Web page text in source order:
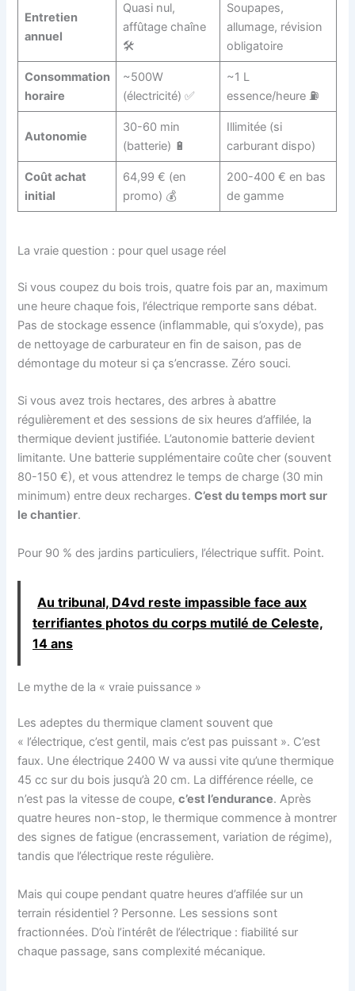
Entretien
annuel
Quasi nul,
affûtage chaîne
🛠️
Soupapes,
allumage, révision
obligatoire
Consommation
horaire
~500W
(électricité) ✅
~1 L
essence/heure ⛽
Autonomie
30-60 min
(batterie) 🔋
Illimitée (si
carburant dispo)
Coût achat
initial
64,99 € (en
promo) 💰
200-400 € en bas
de gamme
La vraie question : pour quel usage réel
Si vous coupez du bois trois, quatre fois par an, maximum
une heure chaque fois, l’électrique remporte sans débat.
Pas de stockage essence (inflammable, qui s’oxyde), pas
de nettoyage de carburateur en fin de saison, pas de
démontage du moteur si ça s’encrasse. Zéro souci.
Si vous avez trois hectares, des arbres à abattre
régulièrement et des sessions de six heures d’affilée, la
thermique devient justifiée. L’autonomie batterie devient
limitante. Une batterie supplémentaire coûte cher (souvent
80-150 €), et vous attendrez le temps de charge (30 min
minimum) entre deux recharges.C’est du temps mort sur
le chantier.
Pour 90 % des jardins particuliers, l’électrique suffit. Point.
Au tribunal, D4vd reste impassible face aux
terrifiantes photos du corps mutilé de Celeste,
14 ans
Le mythe de la « vraie puissance »
Les adeptes du thermique clament souvent que
« l’électrique, c’est gentil, mais c’est pas puissant ». C’est
faux. Une électrique 2400 W va aussi vite qu’une thermique
45 cc sur du bois jusqu’à 20 cm. La différence réelle, ce
n’est pas la vitesse de coupe,c’est l’endurance. Après
quatre heures non-stop, le thermique commence à montrer
des signes de fatigue (encrassement, variation de régime),
tandis que l’électrique reste régulière.
Mais qui coupe pendant quatre heures d’affilée sur un
terrain résidentiel ? Personne. Les sessions sont
fractionnées. D’où l’intérêt de l’électrique : fiabilité sur
chaque passage, sans complexité mécanique.